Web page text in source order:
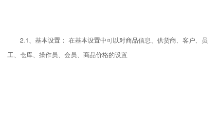
2.1、基本设置： 在基本设置中可以对商品信息、供货商、客户、员
工、仓库、操作员、会员、商品价格的设置